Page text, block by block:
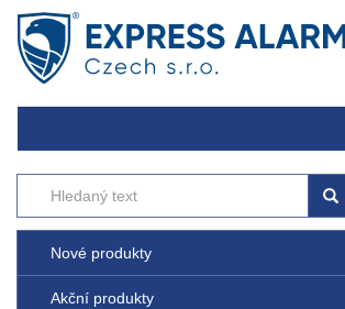
Nové produkty
Akční produkty